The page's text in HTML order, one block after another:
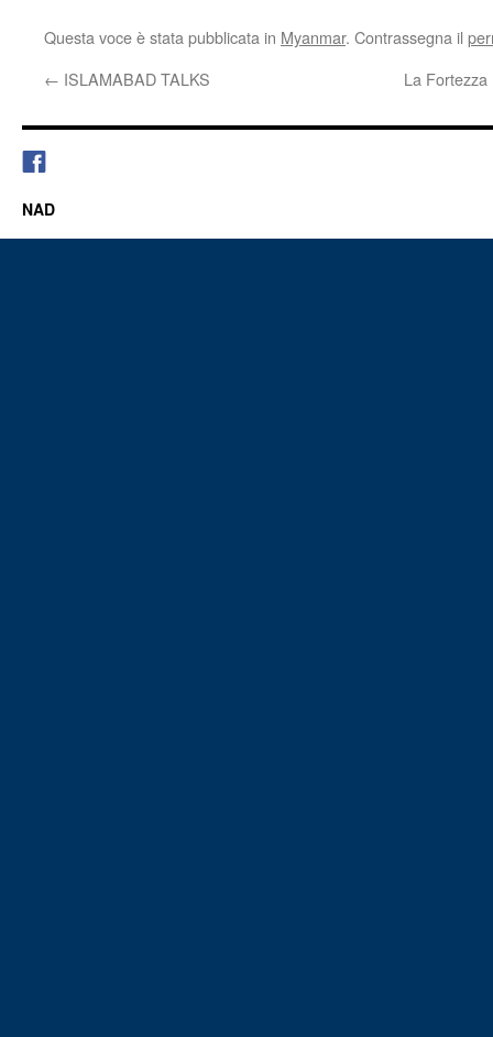
Questa voce è stata pubblicata in Myanmar. Contrassegna il
← ISLAMABAD TALKS La
NAD